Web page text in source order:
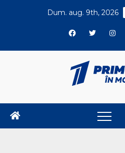
Dum. aug. 9th, 2026